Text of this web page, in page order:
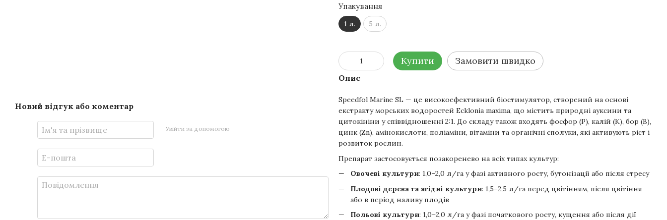
Новий відгук або коментар
Увійти за допомогою
Упакування
1 л. 5 л.
Купити Замовити швидко
Опис
Speedfol Marine SL — це високоефективний біостимулятор, створений на основі
екстракту морських водоростей Ecklonia maxima, що містить природні ауксини та
цитокініни у співвідношенні 2:1. До складу також входять фосфор (P), калій (K), бор (B),
цинк (Zn), амінокислоти, поліаміни, вітаміни та органічні сполуки, які активують ріст і
розвиток рослин.
Препарат застосовується позакоренево на всіх типах культур:
Овочеві культури: 1,0–2,0 л/га у фазі активного росту, бутонізації або після стресу
Плодові дерева та ягідні культури: 1,5–2,5 л/га перед цвітінням, після цвітіння
або в період наливу плодів
Польові культури: 1,0–2,0 л/га у фазі початкового росту, кущення або після дії